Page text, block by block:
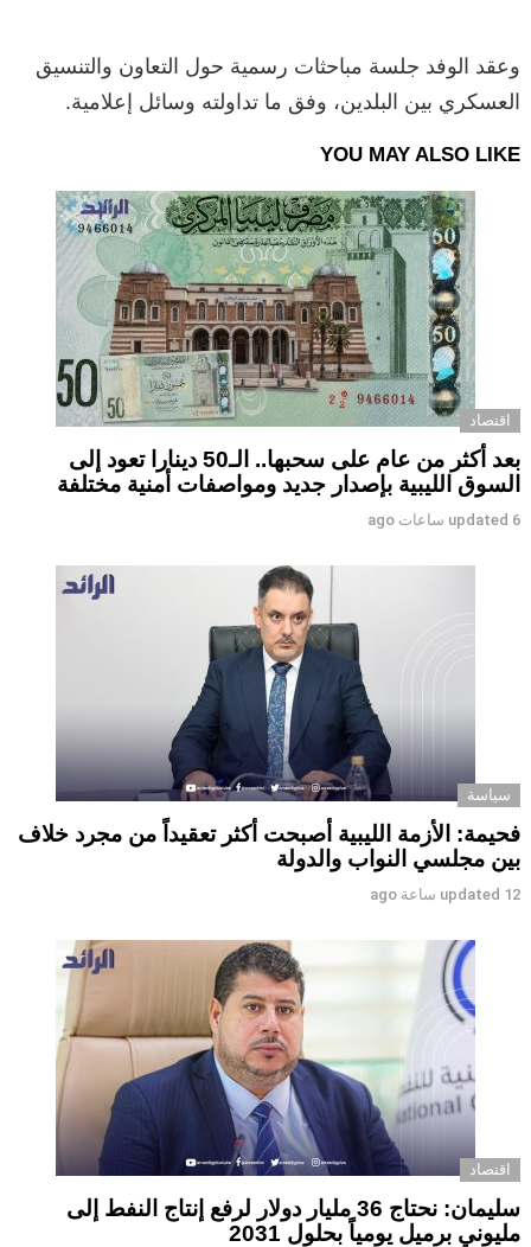
وعقد الوفد جلسة مباحثات رسمية حول التعاون والتنسيق
العسكري بين البلدين، وفق ما تداولته وسائل إعلامية.
YOU MAY ALSO LIKE
اقتصاد
بعد أكثر من عام على سحبها.. الـ50 دينارا تعود إلى
السوق الليبية بإصدار جديد ومواصفات أمنية مختلفة
updated 6 ساعات ago
سياسة
فحيمة: الأزمة الليبية أصبحت أكثر تعقيداً من مجرد خلاف
بين مجلسي النواب والدولة
updated 12 ساعة ago
اقتصاد
سليمان: نحتاج 36 مليار دولار لرفع إنتاج النفط إلى
مليوني برميل يومياً بحلول 2031